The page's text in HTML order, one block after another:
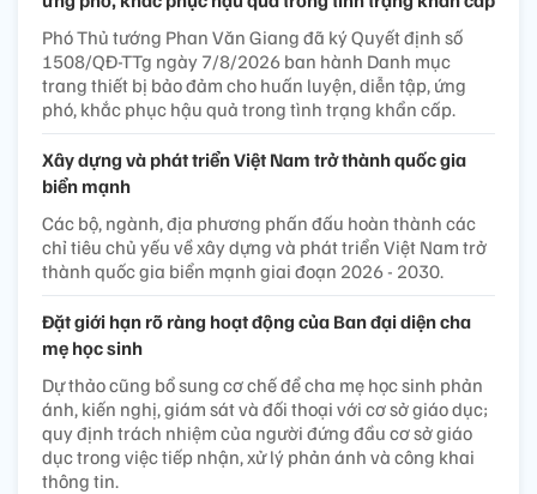
Phó Thủ tướng Phan Văn Giang đã ký Quyết định số
1508/QĐ-TTg ngày 7/8/2026 ban hành Danh mục
trang thiết bị bảo đảm cho huấn luyện, diễn tập, ứng
phó, khắc phục hậu quả trong tình trạng khẩn cấp.
Xây dựng và phát triển Việt Nam trở thành quốc gia
biển mạnh
Các bộ, ngành, địa phương phấn đấu hoàn thành các
chỉ tiêu chủ yếu về xây dựng và phát triển Việt Nam trở
thành quốc gia biển mạnh giai đoạn 2026 - 2030.
Đặt giới hạn rõ ràng hoạt động của Ban đại diện cha
mẹ học sinh
Dự thảo cũng bổ sung cơ chế để cha mẹ học sinh phản
ánh, kiến nghị, giám sát và đối thoại với cơ sở giáo dục;
quy định trách nhiệm của người đứng đầu cơ sở giáo
dục trong việc tiếp nhận, xử lý phản ánh và công khai
thông tin.